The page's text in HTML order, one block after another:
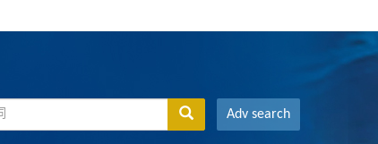
Adv search